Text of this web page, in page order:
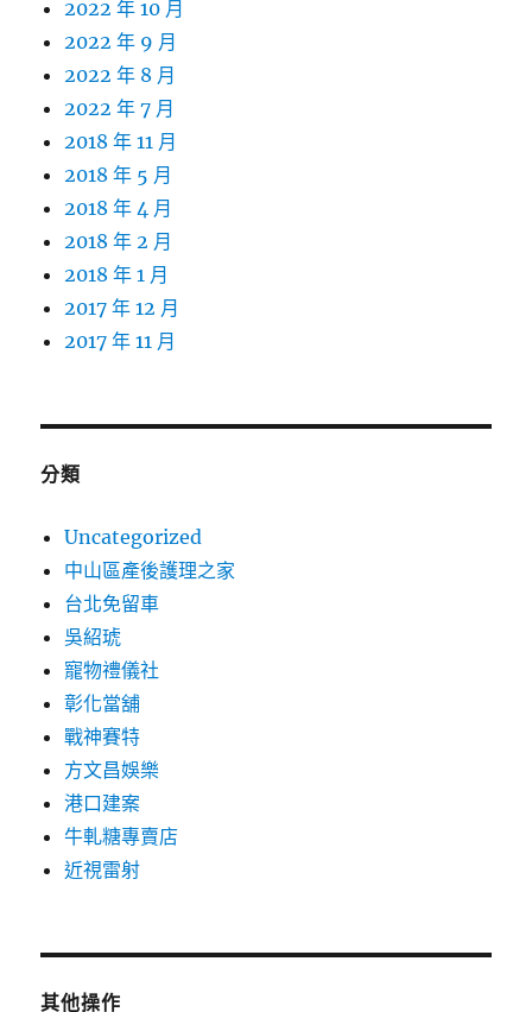
2022 年 10 月
2022 年 9 月
2022 年 8 月
2022 年 7 月
2018 年 11 月
2018 年 5 月
2018 年 4 月
2018 年 2 月
2018 年 1 月
2017 年 12 月
2017 年 11 月
分類
Uncategorized
中山區產後護理之家
台北免留車
吳紹琥
寵物禮儀社
彰化當舖
戰神賽特
方文昌娛樂
港口建案
牛軋糖專賣店
近視雷射
其他操作